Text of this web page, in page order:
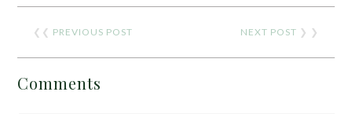
❮❮ PREVIOUS POST NEXT POST ❯ ❯
Comments